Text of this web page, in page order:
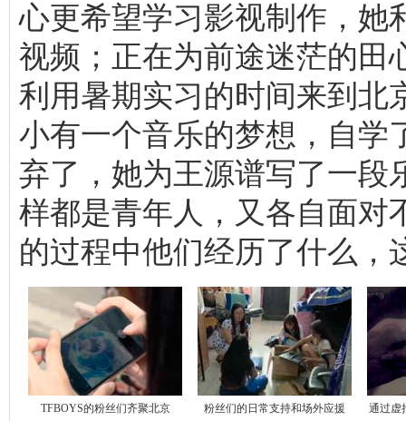
心更希望学习影视制作，她
视频；正在为前途迷茫的田
利用暑期实习的时间来到北
小有一个音乐的梦想，自学
弃了，她为王源谱写了一段
样都是青年人，又各自面对
的过程中他们经历了什么，
TFBOYS的粉丝们齐聚北京 粉丝们的日常支持和场外应援 通过虚